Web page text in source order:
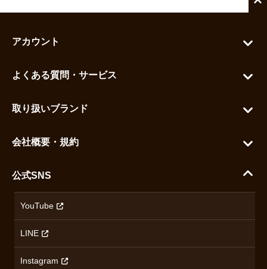
アカウント
お気に入りを見る
よくある質問・サービス
ご利用ガイド
配送・送料について
取り扱いブランド
セイコー
カシオ
ミナセ
オリエントスター
オメガ
会社概要・規約
沿革
プライバシーポリシー
公式SNS
YouTube
LINE
Instagram